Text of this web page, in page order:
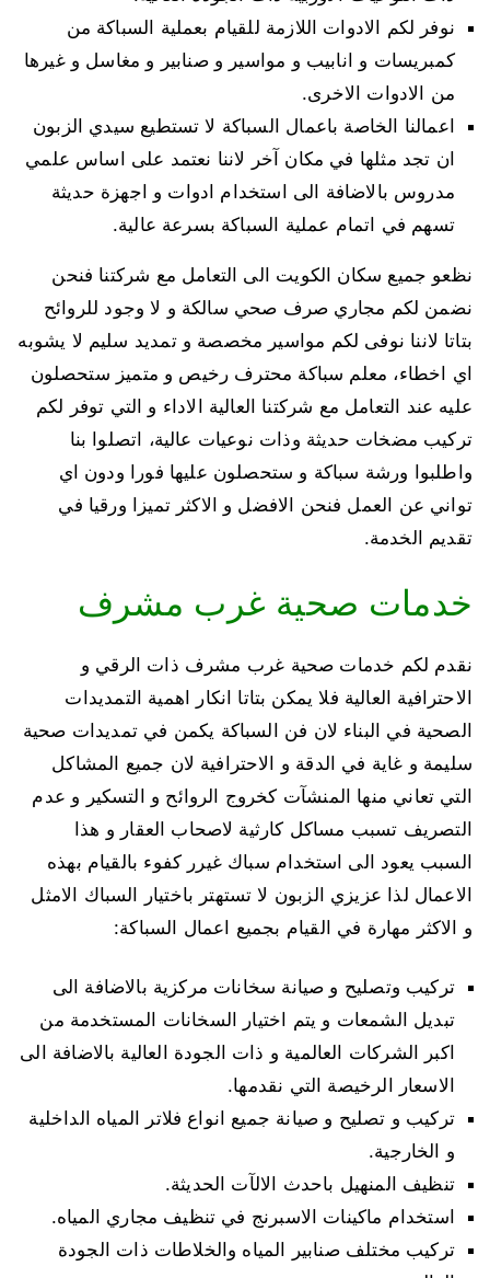
نوفر لكم الادوات اللازمة للقيام بعملية السباكة من
كمبريسات و انابيب و مواسير و صنابير و مغاسل و غيرها
من الادوات الاخرى.
اعمالنا الخاصة باعمال السباكة لا تستطيع سيدي الزبون
ان تجد مثلها في مكان آخر لاننا نعتمد على اساس علمي
مدروس بالاضافة الى استخدام ادوات و اجهزة حديثة
تسهم في اتمام عملية السباكة بسرعة عالية.
نظعو جميع سكان الكويت الى التعامل مع شركتنا فنحن
نضمن لكم مجاري صرف صحي سالكة و لا وجود للروائح
بتاتا لاننا نوفى لكم مواسير مخصصة و تمديد سليم لا يشوبه
اي اخطاء، معلم سباكة محترف رخيص و متميز ستحصلون
عليه عند التعامل مع شركتنا العالية الاداء و التي توفر لكم
تركيب مضخات حديثة وذات نوعيات عالية، اتصلوا بنا
واطلبوا ورشة سباكة و ستحصلون عليها فورا ودون اي
تواني عن العمل فنحن الافضل و الاكثر تميزا ورقيا في
تقديم الخدمة.
خدمات صحية غرب مشرف
نقدم لكم خدمات صحية غرب مشرف ذات الرقي و
الاحترافية العالية فلا يمكن بتاتا انكار اهمية التمديدات
الصحية في البناء لان فن السباكة يكمن في تمديدات صحية
سليمة و غاية في الدقة و الاحترافية لان جميع المشاكل
التي تعاني منها المنشآت كخروج الروائح و التسكير و عدم
التصريف تسبب مساكل كارثية لاصحاب العقار و هذا
السبب يعود الى استخدام سباك غيرر كفوء بالقيام بهذه
الاعمال لذا عزيزي الزبون لا تستهتر باختيار السباك الامثل
و الاكثر مهارة في القيام بجميع اعمال السباكة:
تركيب وتصليح و صيانة سخانات مركزية بالاضافة الى
تبديل الشمعات و يتم اختيار السخانات المستخدمة من
اكبر الشركات العالمية و ذات الجودة العالية بالاضافة الى
الاسعار الرخيصة التي نقدمها.
تركيب و تصليح و صيانة جميع انواع فلاتر المياه الداخلية
و الخارجية.
تنظيف المنهيل باحدث الالآت الحديثة.
استخدام ماكينات الاسبرنج في تنظيف مجاري المياه.
تركيب مختلف صنابير المياه والخلاطات ذات الجودة